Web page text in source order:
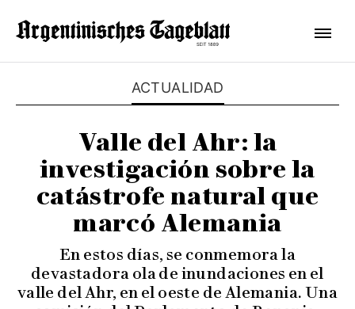
ACTUALIDAD
Valle del Ahr: la
investigación sobre la
catástrofe natural que
marcó Alemania
En estos días, se conmemora la
devastadora ola de inundaciones en el
valle del Ahr, en el oeste de Alemania. Una